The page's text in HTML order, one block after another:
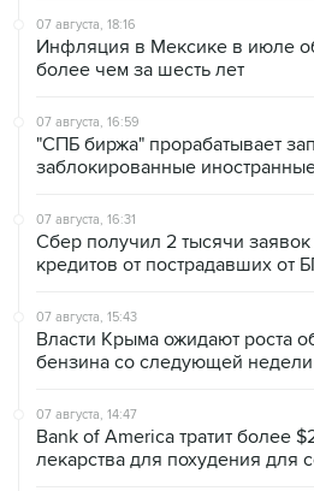
07 августа, 18:16
Инфляция в Мексике в июле
более чем за шесть лет
07 августа, 16:59
"СПБ биржа" прорабатывает
заблокированные
07 августа, 16:31
Сбер получил 2 тысячи
кредитов от пострадавших от
07 августа, 15:43
Власти Крыма ожидают роста
бензина со следующей недели
07 августа, 14:47
Bank of America тратит более
лекарства для похудения для